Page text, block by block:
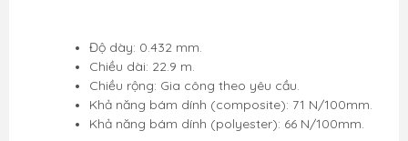
Độ dày: 0.432 mm.
Chiều dài: 22.9 m.
Chiều rộng: Gia công theo yêu cầu.
Khả năng bám dính (composite): 71 N/100mm.
Khả năng bám dính (polyester): 66 N/100mm.